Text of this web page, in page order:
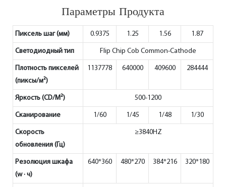
Параметры Продукта
Пиксель шаг (мм) 0.9375 1.25 1.56 1.87
Светодиодный тип Flip Chip Cob Common-Cathode
Плотность пикселей
(пиксы/м²)
1137778 640000 409600 284444
Яркость (CD/M²) 500-1200
Сканирование 1/60 1/45 1/48 1/30
Скорость
обновления (Гц)
≥3840HZ
Резолюция шкафа
(w · ч)
640*360 480*270 384*216 320*180